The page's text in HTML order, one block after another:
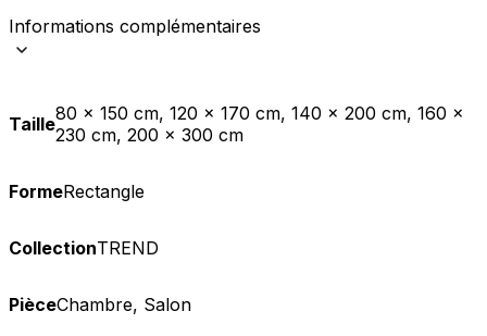
Informations complémentaires
Taille80 x 150 cm, 120 x 170 cm, 140 x 200 cm, 160 x
230 cm, 200 x 300 cm
FormeRectangle
CollectionTREND
PièceChambre, Salon